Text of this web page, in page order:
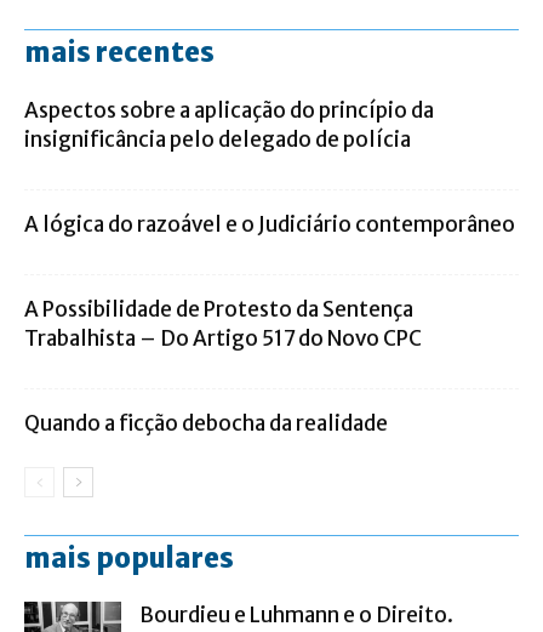
mais recentes
Aspectos sobre a aplicação do princípio da
insignificância pelo delegado de polícia
A lógica do razoável e o Judiciário contemporâneo
A Possibilidade de Protesto da Sentença
Trabalhista – Do Artigo 517 do Novo CPC
Quando a ficção debocha da realidade
mais populares
Bourdieu e Luhmann e o Direito.